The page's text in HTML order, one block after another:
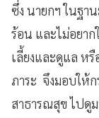
ซึ่ง นายกฯ ในฐา
ร้อน และไม่อยา
เลี้ยงและดูแล ห
ภาระ จึงมอบให้ก
สาธารณสุข ไปดู